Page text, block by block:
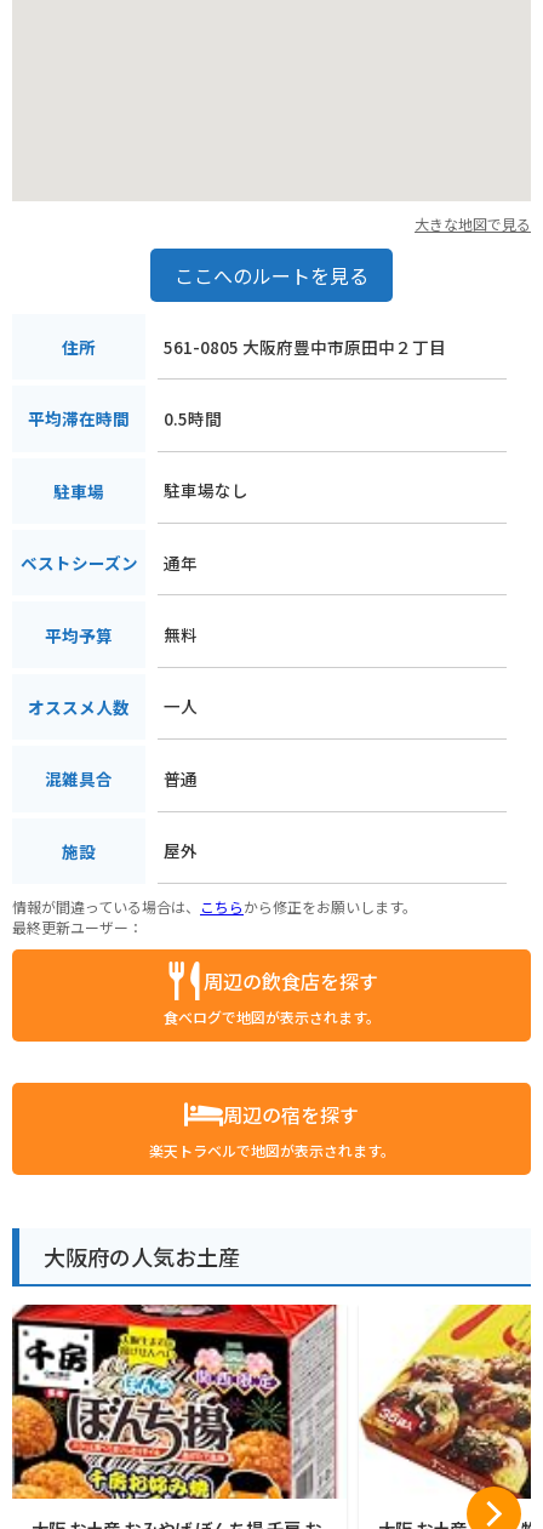
大きな地図で見る
ここへのルートを見る
住所 561-0805 大阪府豊中市原田中２丁目
平均滞在時間 0.5時間
駐車場 駐車場なし
ベストシーズン 通年
平均予算 無料
オススメ人数 一人
混雑具合 普通
施設 屋外
情報が間違っている場合は、 こちらから修正をお願いします。
最終更新ユーザー：
周辺の飲食店を探す
食べログで地図が表示されます。
周辺の宿を探す
楽天トラベルで地図が表示されます。
大阪府の人気お土産